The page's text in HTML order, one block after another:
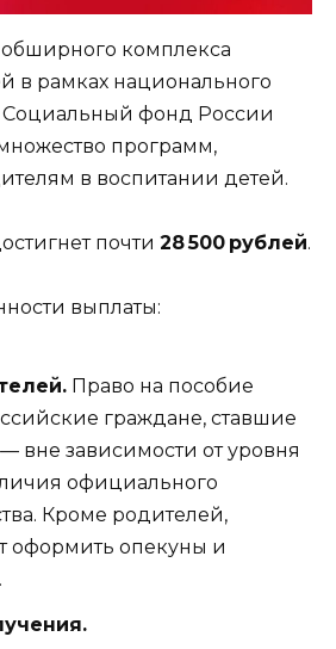
комплекса
в рамках национального
Социальный фонд России
программ,
в воспитании детей.
почти 28 500 рублей.
выплаты:
Право на пособие
граждане, ставшие
вне зависимости от уровня
официального
Кроме родителей,
оформить опекуны и